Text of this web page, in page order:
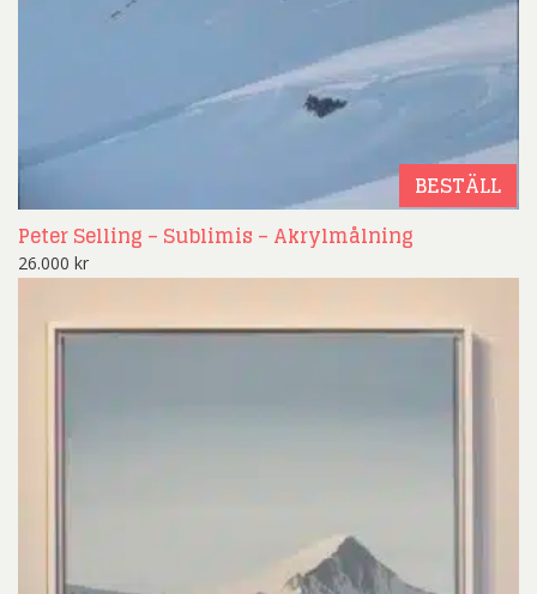
BESTÄLL
Peter Selling – Sublimis – Akrylmålning
26.000 kr